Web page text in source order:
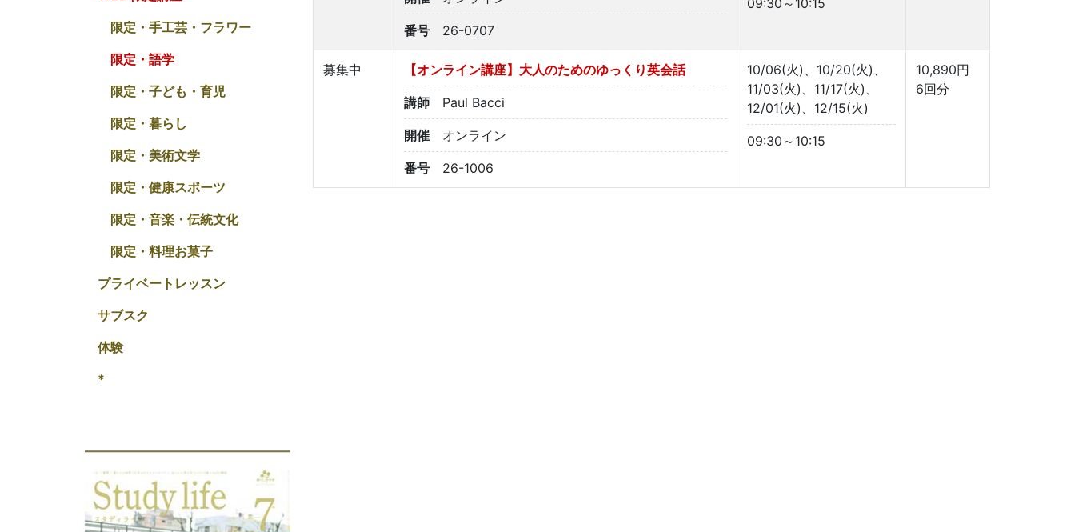
限定・手工芸・フラワー
限定・語学
限定・子ども・育児
限定・暮らし
限定・美術文学
限定・健康スポーツ
限定・音楽・伝統文化
限定・料理お菓子
プライベートレッスン
サブスク
体験
*
番号 26-0707
09:30～10:15
募集中 【オンライン講座】大人のためのゆっくり英会話
講師 Paul Bacci
開催 オンライン
番号 26-1006
10/06(火)、10/20(火)、
11/03(火)、11/17(火)、
12/01(火)、12/15(火)
09:30～10:15
10,890円
6回分